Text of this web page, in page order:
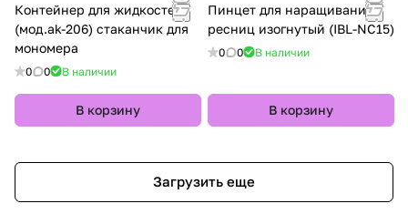
Контейнер для жидкостей
(мод.ak-206) стаканчик для
мономера
0 0 В наличии
В корзину
Пинцет для наращивания
ресниц изогнутый (IBL-NC15)
0 0 В наличии
В корзину
Загрузить еще